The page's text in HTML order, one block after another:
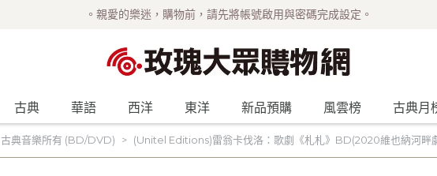
。親愛的樂迷，購物前，請先將帳號啟用與密碼完成設定。
古典 華語 西洋 東洋 新品預購 風雲榜 古典月
古典音樂所有 (BD/DVD) (Unitel Editions)雷翁卡伐洛：歌劇《札札》BD(2020維也納河畔